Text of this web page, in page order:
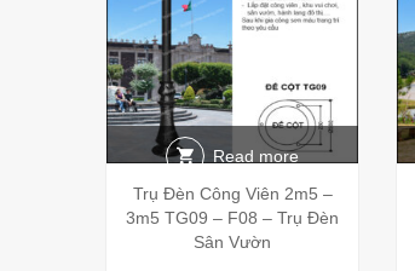
Read more
Trụ Đèn Công Viên 2m5 –
3m5 TG09 – F08 – Trụ Đèn
Sân Vườn